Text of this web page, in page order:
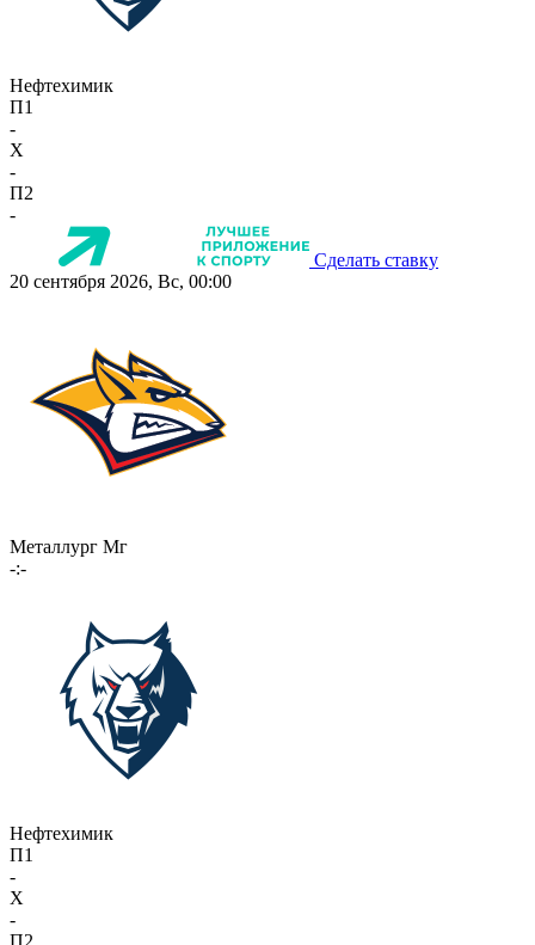
Нефтехимик
П1
-
X
-
П2
-
Сделать ставку
20 сентября 2026, Вс, 00:00
Металлург Мг
-:-
Нефтехимик
П1
-
X
-